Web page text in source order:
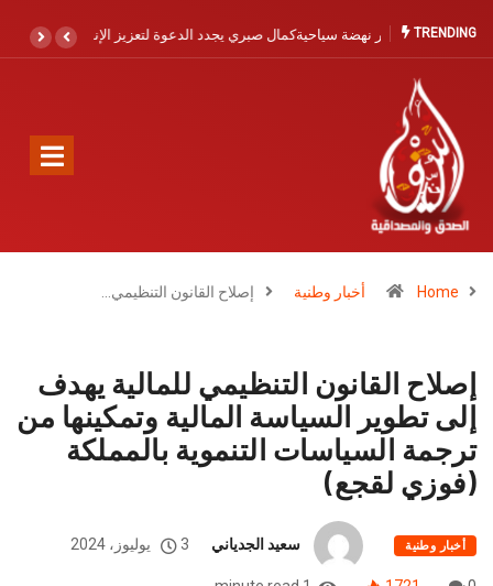
TRENDING
كمال صبري يجدد الدعوة لتعزيز الإنقاذ البحري بآسفي والصويرية القديمة: حماية
الأرواح أولوية لا تحتمل التأجيل
إصلاح القانون التنظيمي للمالية يهدف
إلى تطوير السياسة المالية وتمكينها من
ترجمة السياسات التنموية بالمملكة
(فوزي لقجع)